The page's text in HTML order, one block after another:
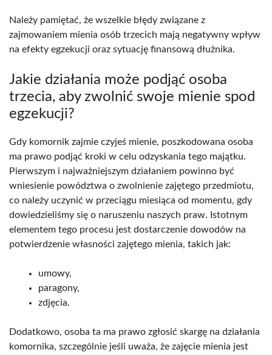
Należy pamiętać, że wszelkie błędy związane z
zajmowaniem mienia osób trzecich mają negatywny wpływ
na efekty egzekucji oraz sytuację finansową dłużnika.
Jakie działania może podjąć osoba
trzecia, aby zwolnić swoje mienie spod
egzekucji?
Gdy komornik zajmie czyjeś mienie, poszkodowana osoba
ma prawo podjąć kroki w celu odzyskania tego majątku.
Pierwszym i najważniejszym działaniem powinno być
wniesienie powództwa o zwolnienie zajętego przedmiotu,
co należy uczynić w przeciągu miesiąca od momentu, gdy
dowiedzieliśmy się o naruszeniu naszych praw. Istotnym
elementem tego procesu jest dostarczenie dowodów na
potwierdzenie własności zajętego mienia, takich jak:
umowy,
paragony,
zdjęcia.
Dodatkowo, osoba ta ma prawo zgłosić skargę na działania
komornika, szczególnie jeśli uważa, że zajęcie mienia jest